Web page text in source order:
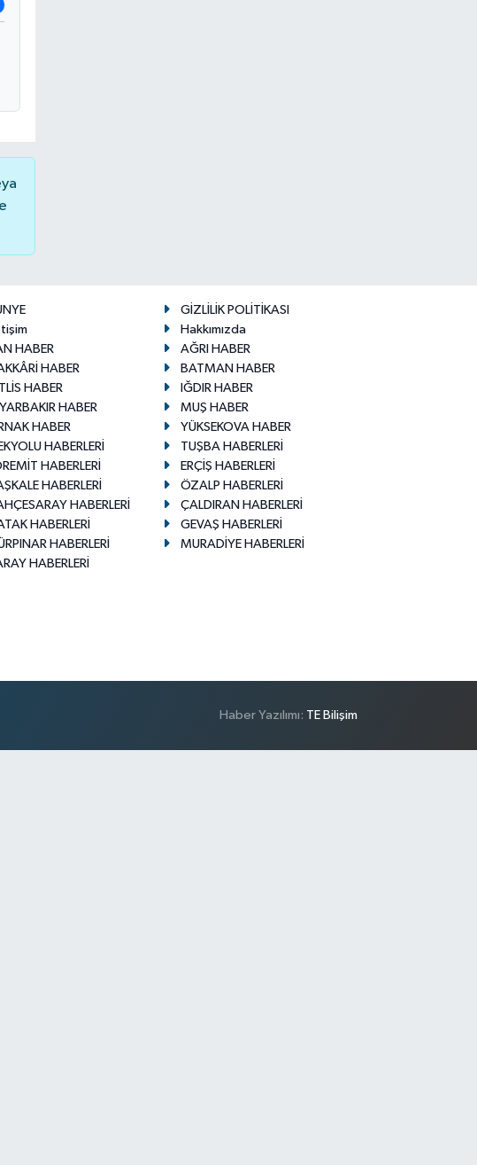
GİZLİLİK POLİTİKASI
Hakkımızda
HABER
AĞRI HABER
HABER
BATMAN HABER
HABER
IĞDIR HABER
HABER
MUŞ HABER
HABER
YÜKSEKOVA HABER
HABERLERİ
TUŞBA HABERLERİ
HABERLERİ
ERÇİŞ HABERLERİ
HABERLERİ
ÖZALP HABERLERİ
HABERLERİ
ÇALDIRAN HABERLERİ
HABERLERİ
GEVAŞ HABERLERİ
HABERLERİ
MURADİYE HABERLERİ
HABERLERİ
Haber Yazılımı: TE Bilişim